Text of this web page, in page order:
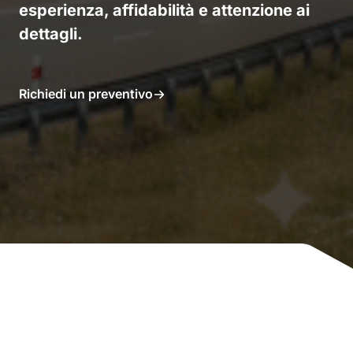
esperienza, affidabilità e attenzione ai
dettagli.
Richiedi un preventivo